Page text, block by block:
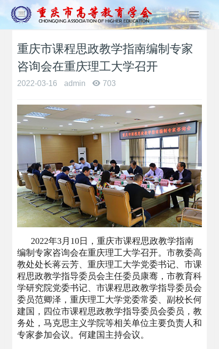
T
o
v
g
a
o
n
重庆市课程思政教学指南编制专家
咨询会在重庆理工大学召开
2022-03-16 admin 703
2022年3月10日，重庆市课程思政教学指南
编制专家咨询会在重庆理工大学召开。市教委高
教处处长蒋云芳、重庆理工大学党委书记、市课
程思政教学指导委员会主任委员康骞，市教育科
学研究院党委书记、市课程思政教学指导委员会
委员范卿泽，重庆理工大学党委常委、副校长何
建国，四位市课程思政教学指导委员会委员，教
务处，马克思主义学院等相关单位主要负责人和
专家参加会议。何建国主持会议。